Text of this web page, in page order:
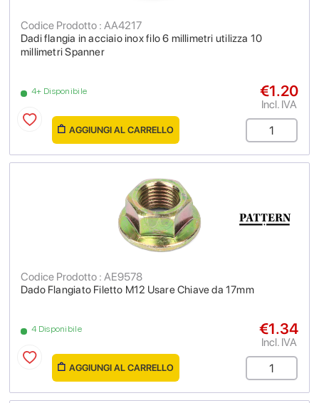
Dadi flangia in acciaio inox filo 6 millimetri utilizza 10
millimetri Spanner
Codice Prodotto : AA4217
4+ Disponibile €1.20
Incl. IVA
AGGIUNGI AL CARRELLO
Dado Flangiato Filetto M12 Usare Chiave da 17mm
Codice Prodotto : AE9578
4 Disponibile €1.34
Incl. IVA
AGGIUNGI AL CARRELLO